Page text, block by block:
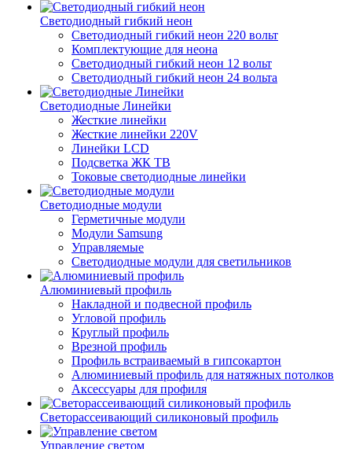
Светодиодный гибкий неон
Светодиодный гибкий неон 220 вольт
Комплектующие для неона
Светодиодный гибкий неон 12 вольт
Светодиодный гибкий неон 24 вольта
Светодиодные Линейки
Жесткие линейки
Жесткие линейки 220V
Линейки LCD
Подсветка ЖК ТВ
Токовые светодиодные линейки
Светодиодные модули
Герметичные модули
Модули Samsung
Управляемые
Светодиодные модули для светильников
Алюминиевый профиль
Накладной и подвесной профиль
Угловой профиль
Круглый профиль
Врезной профиль
Профиль встраиваемый в гипсокартон
Алюминиевый профиль для натяжных потолков
Аксессуары для профиля
Светорассеивающий силиконовый профиль
Управление светом